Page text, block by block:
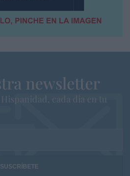
newsletter
cada dia en tu